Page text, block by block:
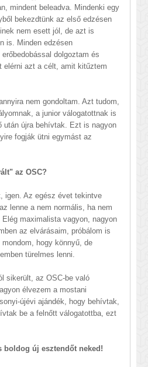
mindent beleadva. Mindenki egy
bekezdtünk az első edzésen
nem esett jól, de azt is
is. Minden edzésen
dolgoztam és
elérni azt a célt, amit kitűztem
nem gondoltam. Azt tudom,
a junior válogatottnak is
után újra behívtak. Ezt is nagyon
fogják ütni egymást az
az OSC?
igen. Az egész évet tekintve
lenne a nem normális, ha nem
maximalista vagyon, nagyon
az elvárásaim, próbálom is
hogy könnyű, de
türelmes lenni.
sikerült, az OSC-be való
élvezem a mostani
újévi ajándék, hogy behívtak,
be a felnőtt válogatottba, ezt
boldog új esztendőt neked!